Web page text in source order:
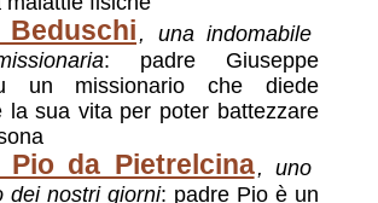
Beduschi, una indomabile
: padre Giuseppe
un missionario che diede
la sua vita per poter battezzare
Pio da Pietrelcina, uno
dei nostri giorni: padre Pio è un